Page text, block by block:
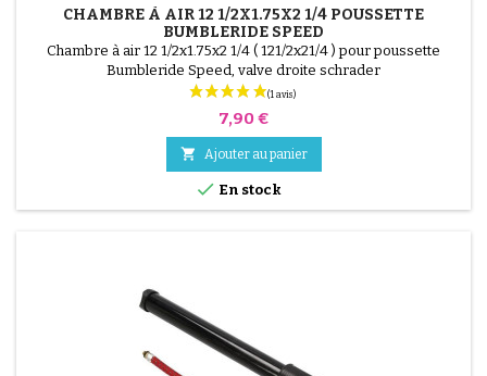
CHAMBRE À AIR 12 1/2X1.75X2 1/4 POUSSETTE
BUMBLERIDE SPEED
Chambre à air 12 1/2x1.75x2 1/4 ( 121/2x21/4 ) pour poussette
Bumbleride Speed, valve droite schrader
Prix
7,90 €
 Ajouter au panier
 En stock